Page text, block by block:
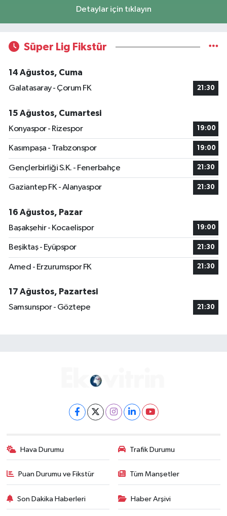
Detaylar için tıklayın
Süper Lig Fikstür
14 Ağustos, Cuma
Galatasaray - Çorum FK
21:30
15 Ağustos, Cumartesi
Konyaspor - Rizespor
19:00
Kasımpaşa - Trabzonspor 19:00
Gençlerbirliği S.K. - Fenerbahçe 21:30
Gaziantep FK - Alanyaspor 21:30
16 Ağustos, Pazar
Başakşehir - Kocaelispor
19:00
Beşiktaş - Eyüpspor 21:30
Amed - Erzurumspor FK 21:30
17 Ağustos, Pazartesi
Samsunspor - Göztepe
21:30
Hava Durumu Trafik Durumu
Puan Durumu ve Fikstür Tüm Manşetler
Son Dakika Haberleri Haber Arşivi